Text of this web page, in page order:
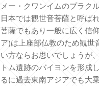
メー・クワンイムのプラク
日本では観世音菩薩と呼ば
菩薩でもあり一般に広く信
ア)は上座部仏教のため観
い方ならお思いでしょうが
トム遺跡のバイヨンを形成
るに過去東南アジアでも大